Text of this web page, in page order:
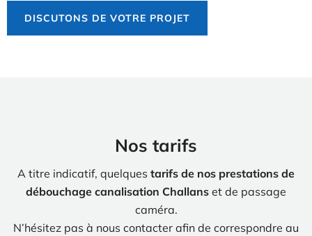
DISCUTONS DE VOTRE PROJET
Nos tarifs
A titre indicatif, quelques tarifs de nos prestations de
débouchage canalisation Challans et de passage
caméra.
N’hésitez pas à nous contacter afin de correspondre au